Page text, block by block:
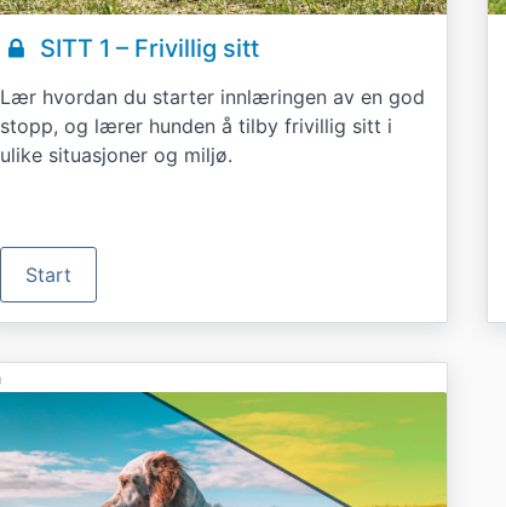
SITT 1 – Frivillig sitt
Lær hvordan du starter innlæringen av en god
stopp, og lærer hunden å tilby frivillig sitt i
ulike situasjoner og miljø.
Start